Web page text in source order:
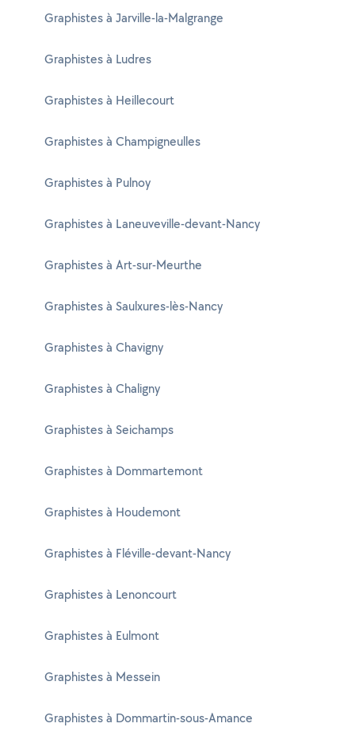
Graphistes à Jarville-la-Malgrange
Graphistes à Ludres
Graphistes à Heillecourt
Graphistes à Champigneulles
Graphistes à Pulnoy
Graphistes à Laneuveville-devant-Nancy
Graphistes à Art-sur-Meurthe
Graphistes à Saulxures-lès-Nancy
Graphistes à Chavigny
Graphistes à Chaligny
Graphistes à Seichamps
Graphistes à Dommartemont
Graphistes à Houdemont
Graphistes à Fléville-devant-Nancy
Graphistes à Lenoncourt
Graphistes à Eulmont
Graphistes à Messein
Graphistes à Dommartin-sous-Amance